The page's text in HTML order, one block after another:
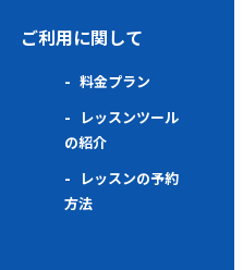
ご利用に関して
料金プラン
レッスンツール
の紹介
レッスンの予約
方法